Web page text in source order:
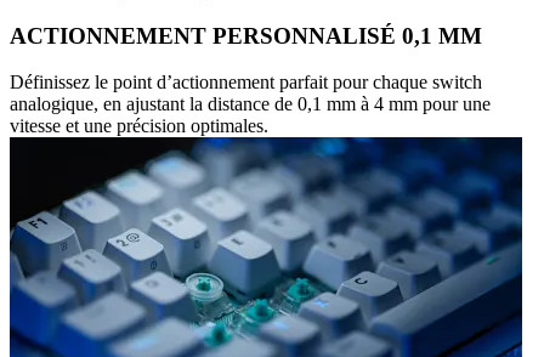
ACTIONNEMENT PERSONNALISÉ 0,1 MM
Définissez le point d’actionnement parfait pour chaque switch
analogique, en ajustant la distance de 0,1 mm à 4 mm pour une
vitesse et une précision optimales.